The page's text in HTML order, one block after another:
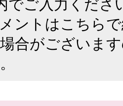
でご入力くださ
ントはこちら
合がございま